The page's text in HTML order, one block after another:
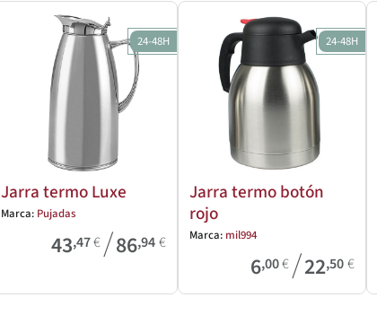
24-48H
Jarra termo Luxe
Marca: Pujadas
43,47€/86,94€
24-48H
Jarra termo botón
rojo
Marca: mil994
6,00€/22,50€